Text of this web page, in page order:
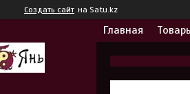
Создать сайт на Satu.kz
Главная